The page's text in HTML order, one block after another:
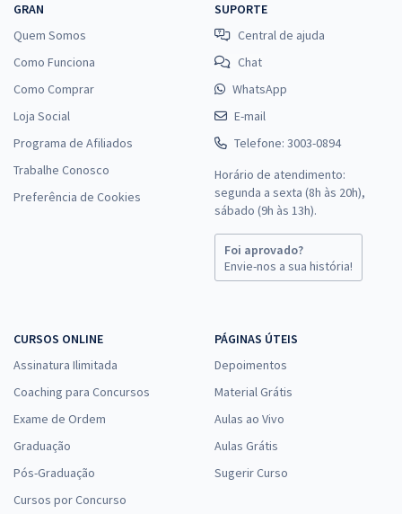
GRAN
Quem Somos
Como Funciona
Como Comprar
Loja Social
Programa de Afiliados
Trabalhe Conosco
Preferência de Cookies
SUPORTE
Central de ajuda
Chat
WhatsApp
E-mail
Telefone: 3003-0894
Horário de atendimento:
segunda a sexta (8h às 20h),
sábado (9h às 13h).
Foi aprovado?
Envie-nos a sua história!
CURSOS ONLINE
Assinatura Ilimitada
Coaching para Concursos
Exame de Ordem
Graduação
Pós-Graduação
Cursos por Concurso
PÁGINAS ÚTEIS
Depoimentos
Material Grátis
Aulas ao Vivo
Aulas Grátis
Sugerir Curso